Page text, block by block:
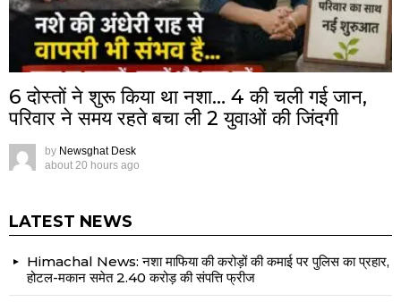
6 दोस्तों ने शुरू किया था नशा… 4 की चली गई जान,
परिवार ने समय रहते बचा ली 2 युवाओं की जिंदगी
by Newsghat Desk
about 20 hours ago
LATEST NEWS
Himachal News: नशा माफिया की करोड़ों की कमाई पर पुलिस का प्रहार,
होटल-मकान समेत 2.40 करोड़ की संपत्ति फ्रीज